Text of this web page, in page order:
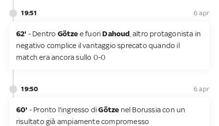
19:51 6 apr
62' - Dentro Götze e fuori Dahoud , altro protagonista in
negativo complice il vantaggio sprecato quando il
match era ancora sullo 0-0
19:50 6 apr
60' - Pronto l'ingresso diGötze nel Borussia con un
risultato già ampiamente compromesso